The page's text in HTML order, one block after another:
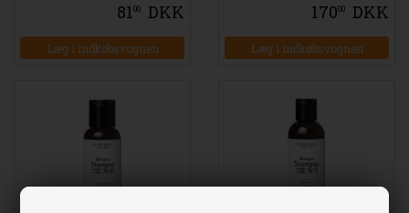
8100 DKK
Læg i indkøbsvognen
17000 DKK
Læg i indkøbsvognen